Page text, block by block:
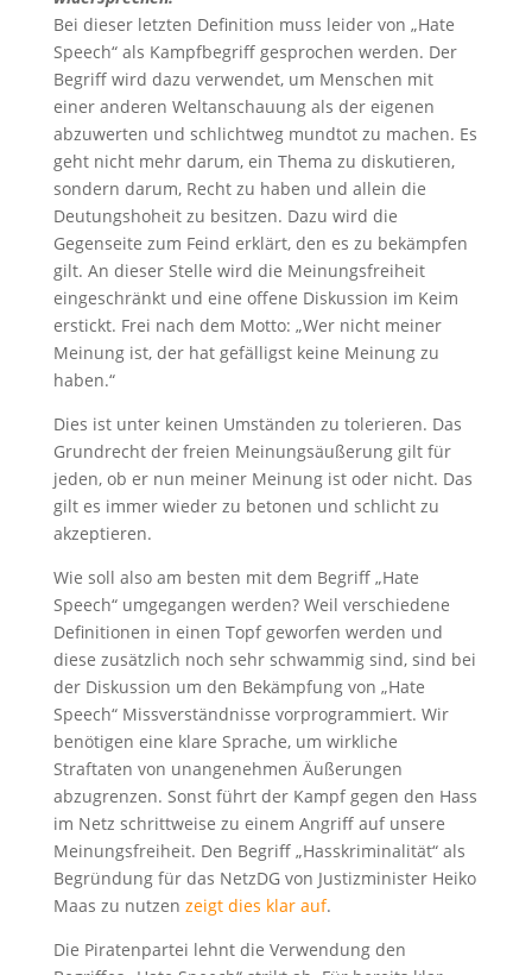
Bei dieser letzten Definition muss leider von „Hate
Speech“ als Kampfbegriff gesprochen werden. Der
Begriff wird dazu verwendet, um Menschen mit
einer anderen Weltanschauung als der eigenen
abzuwerten und schlichtweg mundtot zu machen. Es
geht nicht mehr darum, ein Thema zu diskutieren,
sondern darum, Recht zu haben und allein die
Deutungshoheit zu besitzen. Dazu wird die
Gegenseite zum Feind erklärt, den es zu bekämpfen
gilt. An dieser Stelle wird die Meinungsfreiheit
eingeschränkt und eine offene Diskussion im Keim
erstickt. Frei nach dem Motto: „Wer nicht meiner
Meinung ist, der hat gefälligst keine Meinung zu
haben.“
Dies ist unter keinen Umständen zu tolerieren. Das
Grundrecht der freien Meinungsäußerung gilt für
jeden, ob er nun meiner Meinung ist oder nicht. Das
gilt es immer wieder zu betonen und schlicht zu
akzeptieren.
Wie soll also am besten mit dem Begriff „Hate
Speech“ umgegangen werden? Weil verschiedene
Definitionen in einen Topf geworfen werden und
diese zusätzlich noch sehr schwammig sind, sind bei
der Diskussion um den Bekämpfung von „Hate
Speech“ Missverständnisse vorprogrammiert. Wir
benötigen eine klare Sprache, um wirkliche
Straftaten von unangenehmen Äußerungen
abzugrenzen. Sonst führt der Kampf gegen den Hass
im Netz schrittweise zu einem Angriff auf unsere
Meinungsfreiheit. Den Begriff „Hasskriminalität“ als
Begründung für das NetzDG von Justizminister Heiko
Maas zu nutzen zeigt dies klar auf.
Die Piratenpartei lehnt die Verwendung den